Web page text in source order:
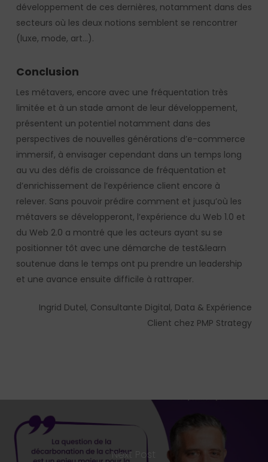
développement de ces dernières, notamment dans des
secteurs où les deux notions semblent se rencontrer
(luxe, mode, art…).
Conclusion
Les métavers, encore avec une fréquentation très
limitée et à un stade amont de leur développement,
présentent un potentiel notamment dans des
perspectives de nouvelles générations d’e-commerce
immersif, à envisager cependant dans un temps long
au vu des défis de croissance de fréquentation et
d’enrichissement de l’expérience client encore à
relever. Sans pouvoir prédire comment et jusqu’où les
métavers se développeront, l’expérience du Web 1.0 et
du Web 2.0 a montré que les acteurs ayant su se
positionner tôt avec une démarche de test&learn
soutenue dans le temps ont pu prendre un leadership
et une avance ensuite difficile à rattraper.
Ingrid Dutel, Consultante Digital, Data & Expérience
Client chez PMP Strategy
Next Post